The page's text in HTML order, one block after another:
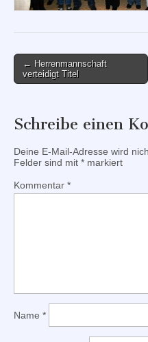
Post
navigation
← Herrenmannschaft
verteidigt Titel
Schreibe einen
Deine E-Mail-Adresse wird
Felder sind mit * markiert
Kommentar *
Name *